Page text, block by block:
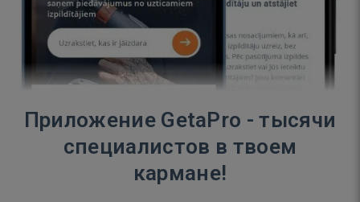
Приложение GetaPro - тысячи
специалистов в твоем
кармане!